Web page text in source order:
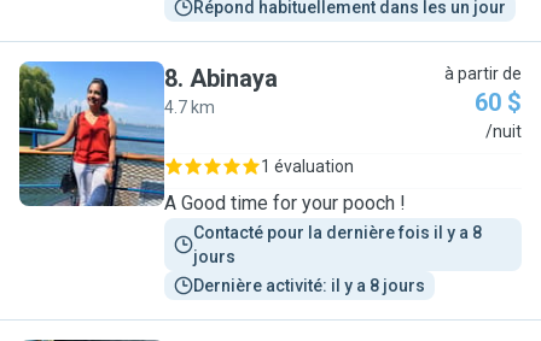
Répond habituellement dans les un jour
A
8. Abinaya
4.7 km
à partir de
60 $
/nuit
1 évaluation
A Good time for your pooch !
Contacté pour la dernière fois il y a 8
jours
Dernière activité: il y a 8 jours